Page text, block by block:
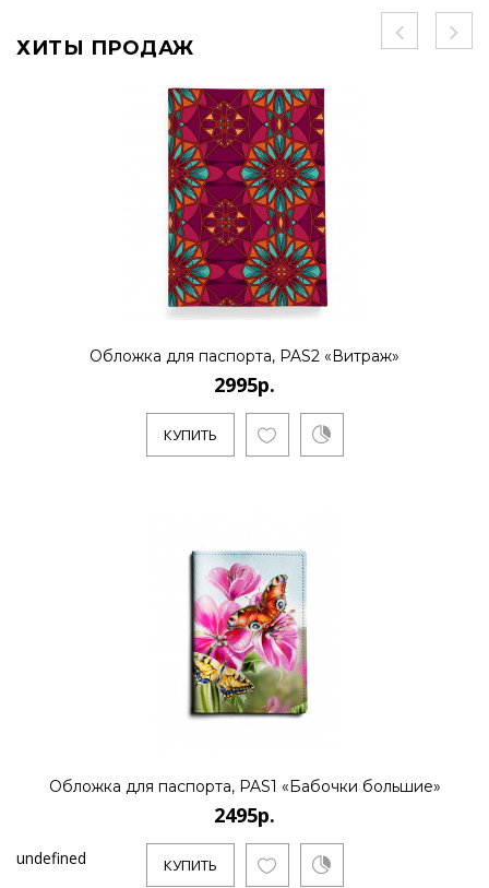
ХИТЫ ПРОДАЖ
Обложка для паспорта, PAS2 «Витраж»
2995р.
КУПИТЬ
Обложка для паспорта, PAS1 «Бабочки большие»
2495р.
КУПИТЬ
undefined